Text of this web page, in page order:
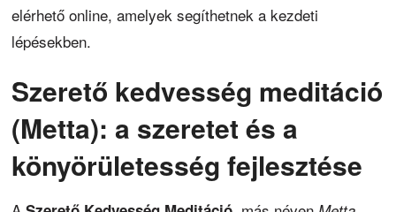
elérhető online, amelyek segíthetnek a kezdeti
lépésekben.
Szerető kedvesség meditáció
(Metta): a szeretet és a
könyörületesség fejlesztése